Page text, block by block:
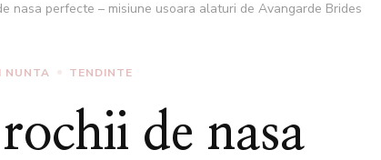
nasa perfecte – misiune usoara alaturi de Avangarde Brides
NUNTA TENDINTE
de nasa